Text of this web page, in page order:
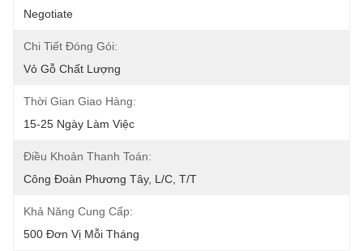
Negotiate
Chi Tiết Đóng Gói:
Vỏ Gỗ Chất Lượng
Thời Gian Giao Hàng:
15-25 Ngày Làm Việc
Điều Khoản Thanh Toán:
Công Đoàn Phương Tây, L/C, T/T
Khả Năng Cung Cấp:
500 Đơn Vị Mỗi Tháng